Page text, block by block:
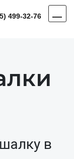
499-32-76
в